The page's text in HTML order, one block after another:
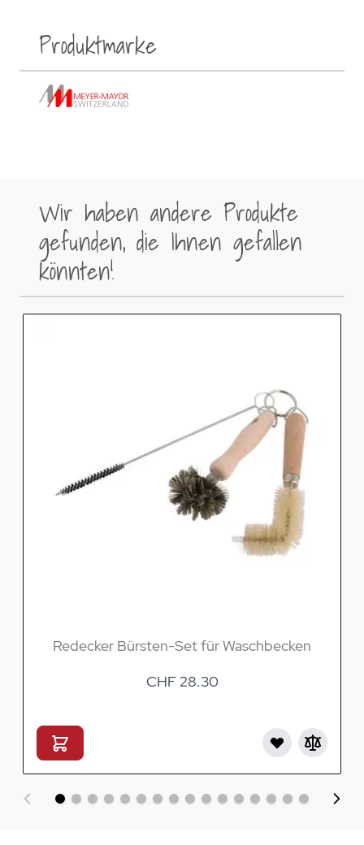
Produktmarke
Wir haben andere Produkte
gefunden, die Ihnen gefallen
könnten!
Redecker Bürsten-Set für Waschbecken
CHF 28.30